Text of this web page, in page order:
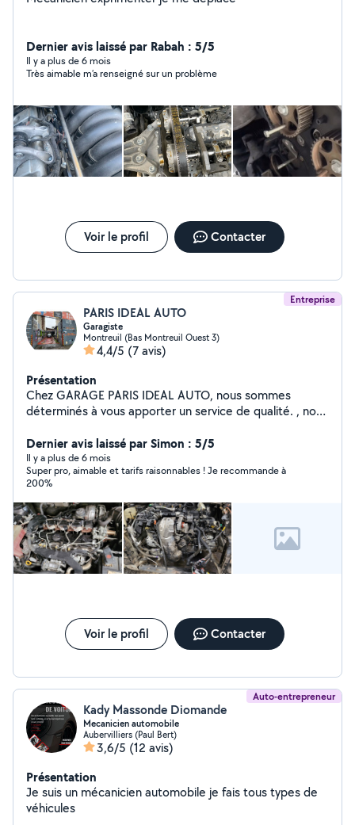
Dernier avis laissé par Rabah : 5/5
Il y a plus de 6 mois
Très aimable m’a renseigné sur un problème
Voir le profil Contacter
Entreprise
PARIS IDEAL AUTO
Garagiste
Montreuil (Bas Montreuil Ouest 3)
4,4/5 (7 avis)
Présentation
Chez GARAGE PARIS IDEAL AUTO, nous sommes
déterminés à vous apporter un service de qualité. , nous
VOLTAIRE.93100 MONTREUIL Professionnel de la
mécanique , nous disposons du savoir-faire et de
l'expertise nécessaires pour les prestations à faire sur
votre automobile. A Bientôt chez Paris ideal auto.
Dernier avis laissé par Simon : 5/5
Il y a plus de 6 mois
Super pro, aimable et tarifs raisonnables ! Je recommande à
200%
Voir le profil Contacter
Auto-entrepreneur
Kady Massonde Diomande
Mecanicien automobile
Aubervilliers (Paul Bert)
3,6/5 (12 avis)
Présentation
Je suis un mécanicien automobile je fais tous types de
véhicules